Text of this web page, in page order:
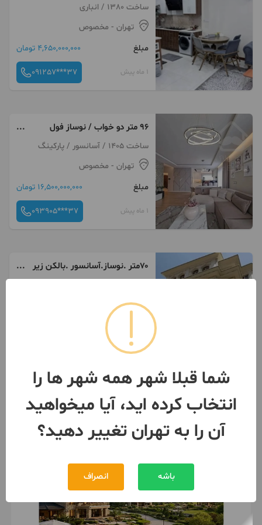
ساخت 1380 / انباری
تهران - مخصوص
مبلغ
4,650,000,000 تومان
1 ماه پیش 091257***37
۹۶ متر دو خواب / نوساز فول
امکانات / طبقه چهارم
ساخت 1405 / آسانسور / پارکینگ
تهران - مخصوص
مبلغ
16,500,000,000 تومان
1 ماه پیش 093905***37
۷۰متر .نوساز‌.آسانسور .بالکن‌ زیر
قیمت / تهاتر
تهران- مخصوص
1 ماه پیش
شما قبلا شهر همه شهر ها را
انتخاب کرده اید، آیا میخواهید
آن را به تهران تغییر دهید؟
باشه انصراف